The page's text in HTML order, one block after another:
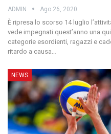
ADMIN Ago 26, 2020
È ripresa lo scorso 14 luglio
vede impegnati quest’anno una
categorie esordienti, ragazzi e
ritardo a causa
NEWS